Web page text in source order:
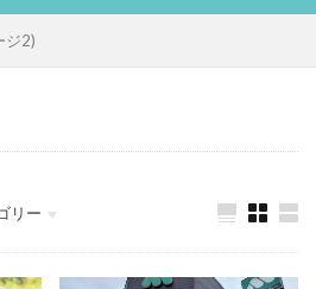
ジ2)
リー